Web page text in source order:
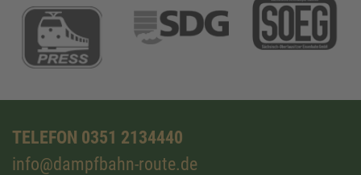
TELEFON 0351 2134440
info@dampfbahn-route.de